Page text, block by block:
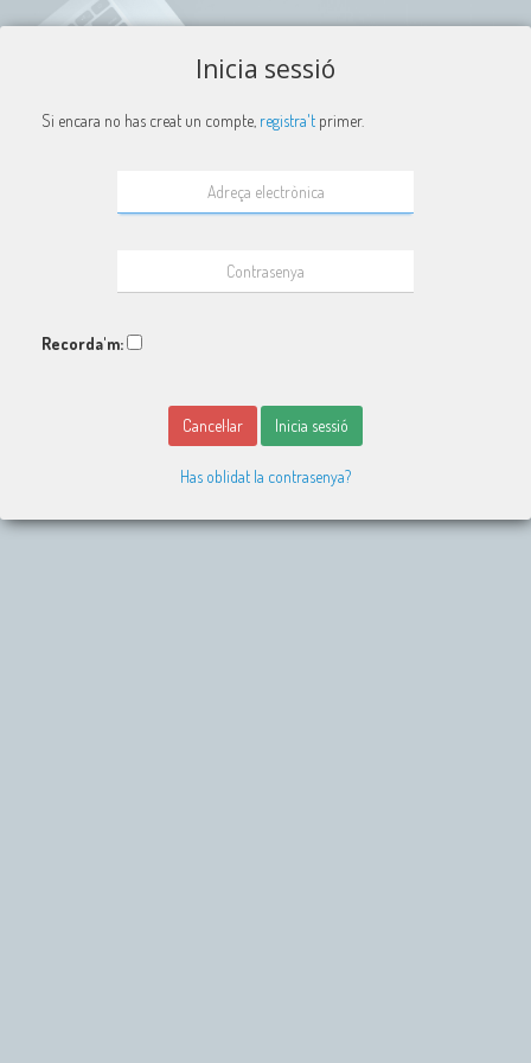
Inicia sessió
Si encara no has creat un compte, registra't primer.
Recorda'm:
Cancel·lar Inicia sessió
Has oblidat la contrasenya?